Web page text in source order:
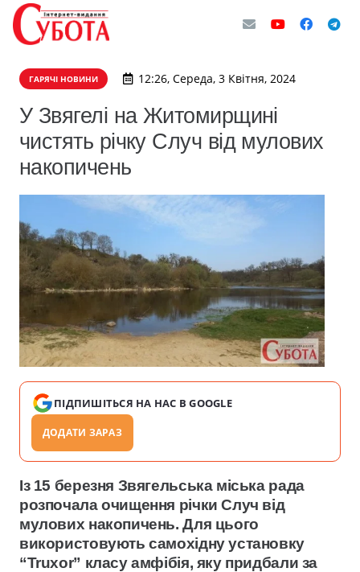
ГАРЯЧІ НОВИНИ 12:26, Середа, 3 Квітня, 2024
У Звягелі на Житомирщині
чистять річку Случ від мулових
накопичень
ПІДПИШІТЬСЯ НА НАС В GOOGLE
ДОДАТИ ЗАРАЗ
Із 15 березня Звягельська міська рада
розпочала очищення річки Случ від
мулових накопичень.Для цього
використовують самохідну установку
“Truxor” класу амфібія, яку придбали за